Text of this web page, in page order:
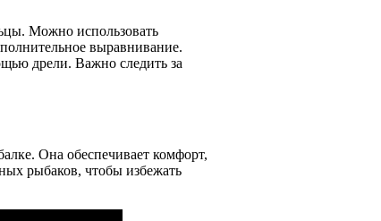
Можно использовать
выравнивание.
дрели. Важно следить за
Она обеспечивает комфорт,
рыбаков, чтобы избежать